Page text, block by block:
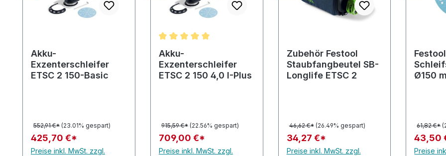
Akku-
Exzenterschleifer
ETSC 2 150-Basic
552,91 €* (23.01% gespart)
425,70 €*
Preise inkl. MwSt. zzgl.
Durchschnittliche Bewertung von 5 von 5 Sternen
Akku-
Exzenterschleifer
ETSC 2 150 4,0 I-Plus
915,59 €* (22.56% gespart)
709,00 €*
Preise inkl. MwSt. zzgl.
Zubehör Festool
Staubfangbeutel SB-
Longlife ETSC 2
46,62 €* (26.49% gespart)
34,27 €*
Preise inkl. MwSt. zzgl.
Ø150
61,82 €*
43,50
Preise